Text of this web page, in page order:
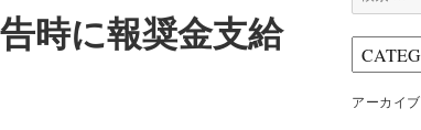
時に報奨金支給
索:
アーカイブ